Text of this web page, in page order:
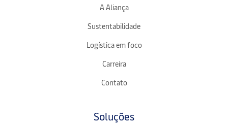
A Aliança
Sustentabilidade
Logística em foco
Carreira
Contato
Soluções